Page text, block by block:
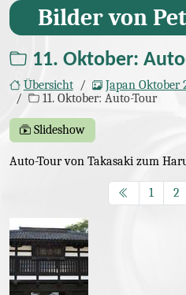
Bilder von
11. Oktober:
Übersicht
Japan Oktober
11. Oktober: Auto-Tour
Slideshow
Auto-Tour von Takasaki zum
Seite
1 2
IMG_6970.JPG